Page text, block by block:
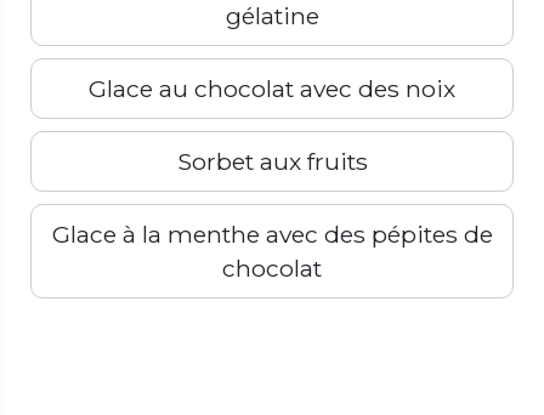
gélatine
Glace au chocolat avec des noix
Sorbet aux fruits
Glace à la menthe avec des pépites de
chocolat
Précédent Terminé